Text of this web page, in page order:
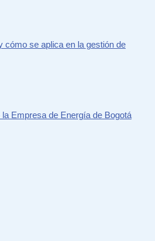
cómo se aplica en la gestión de
Empresa de Energía de Bogotá